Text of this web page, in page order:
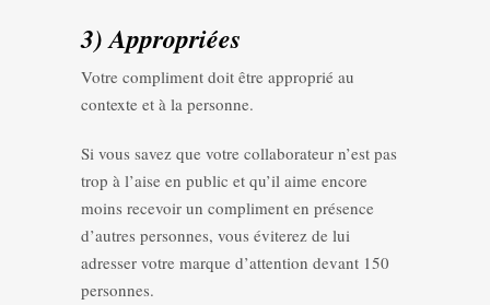
3) Appropriées
Votre compliment doit être approprié au
contexte et à la personne.
Si vous savez que votre collaborateur n’est pas
trop à l’aise en public et qu’il aime encore
moins recevoir un compliment en présence
d’autres personnes, vous éviterez de lui
adresser votre marque d’attention devant 150
personnes.